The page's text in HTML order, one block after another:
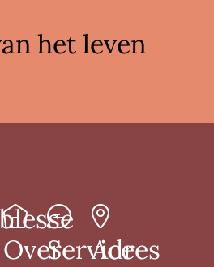
het leven
OverService
Adres